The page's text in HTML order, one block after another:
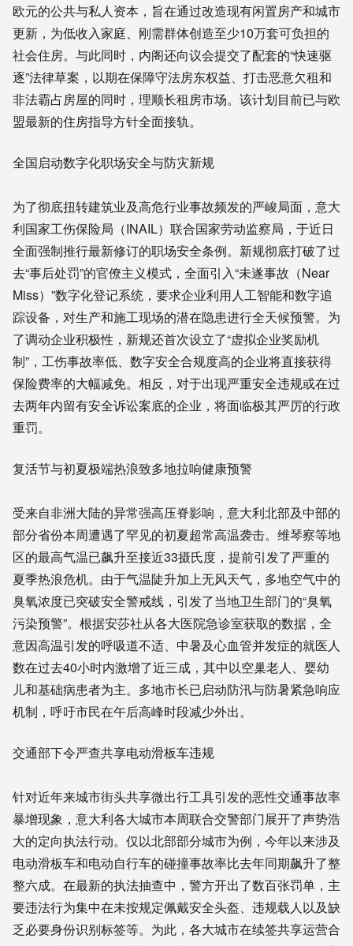
欧元的公共与私人资本，旨在通过改造现有闲置房产和城市
更新，为低收入家庭、刚需群体创造至少10万套可负担的
社会住房。与此同时，内阁还向议会提交了配套的“快速驱
逐”法律草案，以期在保障守法房东权益、打击恶意欠租和
非法霸占房屋的同时，理顺长租房市场。该计划目前已与欧
盟最新的住房指导方针全面接轨。
全国启动数字化职场安全与防灾新规
为了彻底扭转建筑业及高危行业事故频发的严峻局面，意大
利国家工伤保险局（INAIL）联合国家劳动监察局，于近日
全面强制推行最新修订的职场安全条例。新规彻底打破了过
去“事后处罚”的官僚主义模式，全面引入“未遂事故（Near
Miss）”数字化登记系统，要求企业利用人工智能和数字追
踪设备，对生产和施工现场的潜在隐患进行全天候预警。为
了调动企业积极性，新规还首次设立了“虚拟企业奖励机
制”，工伤事故率低、数字安全合规度高的企业将直接获得
保险费率的大幅减免。相反，对于出现严重安全违规或在过
去两年内留有安全诉讼案底的企业，将面临极其严厉的行政
重罚。
复活节与初夏极端热浪致多地拉响健康预警
受来自非洲大陆的异常强高压脊影响，意大利北部及中部的
部分省份本周遭遇了罕见的初夏超常高温袭击。维琴察等地
区的最高气温已飙升至接近33摄氏度，提前引发了严重的
夏季热浪危机。由于气温陡升加上无风天气，多地空气中的
臭氧浓度已突破安全警戒线，引发了当地卫生部门的“臭氧
污染预警”。根据安莎社从各大医院急诊室获取的数据，全
意因高温引发的呼吸道不适、中暑及心血管并发症的就医人
数在过去40小时内激增了近三成，其中以空巢老人、婴幼
儿和基础病患者为主。多地市长已启动防汛与防暑紧急响应
机制，呼吁市民在午后高峰时段减少外出。
交通部下令严查共享电动滑板车违规
针对近年来城市街头共享微出行工具引发的恶性交通事故率
暴增现象，意大利各大城市本周联合交警部门展开了声势浩
大的定向执法行动。仅以北部部分城市为例，今年以来涉及
电动滑板车和电动自行车的碰撞事故率比去年同期飙升了整
整六成。在最新的执法抽查中，警方开出了数百张罚单，主
要违法行为集中在未按规定佩戴安全头盔、违规载人以及缺
乏必要身份识别标签等。为此，各大城市在续签共享运营合